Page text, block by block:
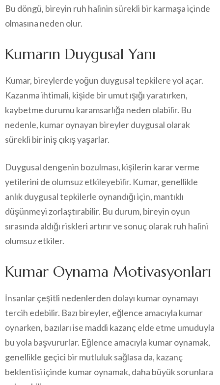
Bu döngü, bireyin ruh halinin sürekli bir karmaşa içinde
olmasına neden olur.
Kumarın Duygusal Yanı
Kumar, bireylerde yoğun duygusal tepkilere yol açar.
Kazanma ihtimali, kişide bir umut ışığı yaratırken,
kaybetme durumu karamsarlığa neden olabilir. Bu
nedenle, kumar oynayan bireyler duygusal olarak
sürekli bir iniş çıkış yaşarlar.
Duygusal dengenin bozulması, kişilerin karar verme
yetilerini de olumsuz etkileyebilir. Kumar, genellikle
anlık duygusal tepkilerle oynandığı için, mantıklı
düşünmeyi zorlaştırabilir. Bu durum, bireyin oyun
sırasında aldığı riskleri artırır ve sonuç olarak ruh halini
olumsuz etkiler.
Kumar Oynama Motivasyonları
İnsanlar çeşitli nedenlerden dolayı kumar oynamayı
tercih edebilir. Bazı bireyler, eğlence amacıyla kumar
oynarken, bazıları ise maddi kazanç elde etme umuduyla
bu yola başvururlar. Eğlence amacıyla kumar oynamak,
genellikle geçici bir mutluluk sağlasa da, kazanç
beklentisi içinde kumar oynamak, daha büyük sorunlara